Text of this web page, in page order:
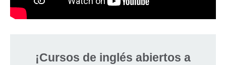
¡Cursos de inglés abiertos a